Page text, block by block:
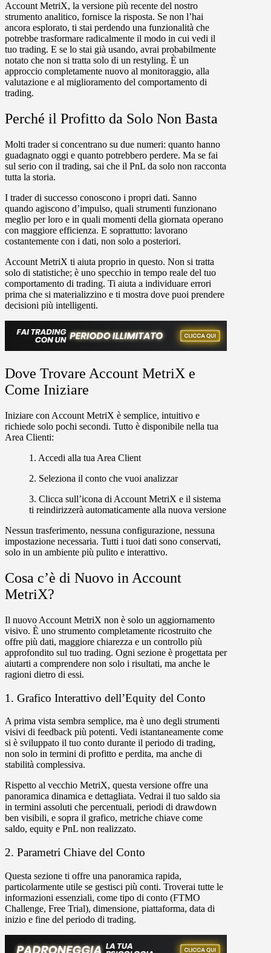
Account MetriX, la versione più recente del nostro
strumento analitico, fornisce la risposta. Se non l’hai
ancora esplorato, ti stai perdendo una funzionalità che
potrebbe trasformare radicalmente il modo in cui vedi il
tuo trading. E se lo stai già usando, avrai probabilmente
notato che non si tratta solo di un restyling. È un
approccio completamente nuovo al monitoraggio, alla
valutazione e al miglioramento del comportamento di
trading.
Perché il Profitto da Solo Non Basta
Molti trader si concentrano su due numeri: quanto hanno
guadagnato oggi e quanto potrebbero perdere. Ma se fai
sul serio con il trading, sai che il PnL da solo non racconta
tutta la storia.
I trader di successo conoscono i propri dati. Sanno
quando agiscono d’impulso, quali strumenti funzionano
meglio per loro e in quali momenti della giornata operano
con maggiore efficienza. E soprattutto: lavorano
costantemente con i dati, non solo a posteriori.
Account MetriX ti aiuta proprio in questo. Non si tratta
solo di statistiche; è uno specchio in tempo reale del tuo
comportamento di trading. Ti aiuta a individuare errori
prima che si materializzino e ti mostra dove puoi prendere
decisioni più intelligenti.
Dove Trovare Account MetriX e
Come Iniziare
Iniziare con Account MetriX è semplice, intuitivo e
richiede solo pochi secondi. Tutto è disponibile nella tua
Area Clienti:
1. Accedi alla tua Area Client
2. Seleziona il conto che vuoi analizzar
3. Clicca sull’icona di Account MetriX e il sistema
ti reindirizzerà automaticamente alla nuova versione
Nessun trasferimento, nessuna configurazione, nessuna
impostazione necessaria. Tutti i tuoi dati sono conservati,
solo in un ambiente più pulito e interattivo.
Cosa c’è di Nuovo in Account
MetriX?
Il nuovo Account MetriX non è solo un aggiornamento
visivo. È uno strumento completamente ricostruito che
offre più dati, maggiore chiarezza e un controllo più
approfondito sul tuo trading. Ogni sezione è progettata per
aiutarti a comprendere non solo i risultati, ma anche le
ragioni dietro di essi.
1. Grafico Interattivo dell’Equity del Conto
A prima vista sembra semplice, ma è uno degli strumenti
visivi di feedback più potenti. Vedi istantaneamente come
si è sviluppato il tuo conto durante il periodo di trading,
non solo in termini di profitto e perdita, ma anche di
stabilità complessiva.
Rispetto al vecchio MetriX, questa versione offre una
panoramica dinamica e dettagliata. Vedrai il tuo saldo sia
in termini assoluti che percentuali, periodi di drawdown
ben visibili, e sopra il grafico, metriche chiave come
saldo, equity e PnL non realizzato.
2. Parametri Chiave del Conto
Questa sezione ti offre una panoramica rapida,
particolarmente utile se gestisci più conti. Troverai tutte le
informazioni essenziali, come tipo di conto (FTMO
Challenge, Free Trial), dimensione, piattaforma, data di
inizio e fine del periodo di trading.